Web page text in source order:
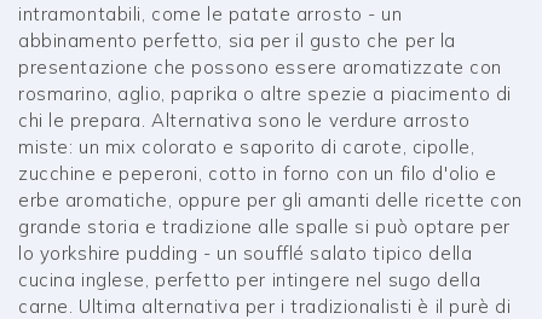
intramontabili, come le patate arrosto - un
abbinamento perfetto, sia per il gusto che per la
presentazione che possono essere aromatizzate con
rosmarino, aglio, paprika o altre spezie a piacimento di
chi le prepara. Alternativa sono le verdure arrosto
miste: un mix colorato e saporito di carote, cipolle,
zucchine e peperoni, cotto in forno con un filo d'olio e
erbe aromatiche, oppure per gli amanti delle ricette con
grande storia e tradizione alle spalle si può optare per
lo yorkshire pudding - un soufflé salato tipico della
cucina inglese, perfetto per intingere nel sugo della
carne. Ultima alternativa per i tradizionalisti è il purè di